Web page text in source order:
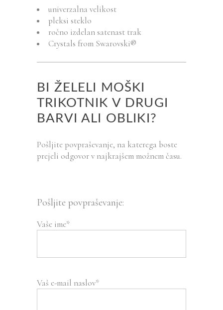
univerzalna velikost
pleksi steklo
ročno izdelan satenast trak
Crystals from Swarovski®
BI ŽELELI MOŠKI
TRIKOTNIK V DRUGI
BARVI ALI OBLIKI?
Pošljite povpraševanje, na katerega boste
prejeli odgovor v najkrajšem možnem času.
Pošljite povpraševanje:
Vaše ime*
Vaš e-mail naslov*